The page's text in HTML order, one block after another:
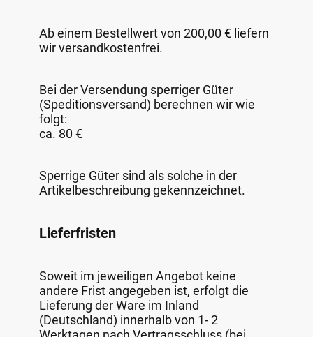
Ab einem Bestellwert von 200,00 € liefern
wir versandkostenfrei.
Bei der Versendung sperriger Güter
(Speditionsversand) berechnen wir wie
folgt:
ca. 80 €
Sperrige Güter sind als solche in der
Artikelbeschreibung gekennzeichnet.
Lieferfristen
Soweit im jeweiligen Angebot keine
andere Frist angegeben ist, erfolgt die
Lieferung der Ware im Inland
(Deutschland) innerhalb von 1- 2